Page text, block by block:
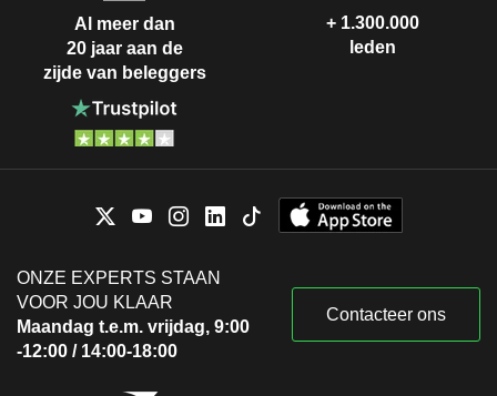
Al meer dan
20 jaar aan de
zijde van beleggers
+ 1.300.000
leden
ONZE EXPERTS STAAN
VOOR JOU KLAAR
Maandag t.e.m. vrijdag, 9:00
-12:00 / 14:00-18:00
Contacteer ons